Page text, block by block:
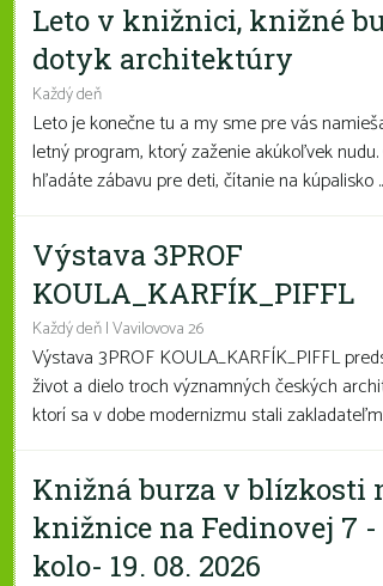
Leto v knižnici, knižné
dotyk architektúry
Každý deň
Leto je konečne tu a my sme pre vás
letný program, ktorý zaženie akúkoľvek nudu.
hľadáte zábavu pre deti, čítanie na kúpalisko
Výstava 3PROF
KOULA_KARFÍK_PIFFL
Každý deň | Vavilovova 26
Výstava 3PROF KOULA_KARFÍK_PIFFL
život a dielo troch významných českých
ktorí sa v dobe modernizmu stali
Knižná burza v blízkosti
knižnice na Fedinovej 7 -
kolo- 19. 08. 2026